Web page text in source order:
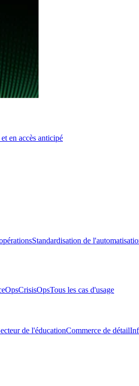
en accès anticipé
Standardisation de
CrisisOpsTous les cas d'usage
de l'éducationCommerce de détail